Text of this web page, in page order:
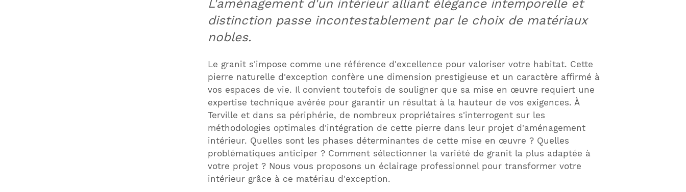
L'aménagement d'un intérieur alliant élégance intemporelle et
distinction passe incontestablement par le choix de matériaux
nobles.
Le granit s'impose comme une référence d'excellence pour valoriser votre habitat. Cette
pierre naturelle d'exception confère une dimension prestigieuse et un caractère affirmé à
vos espaces de vie. Il convient toutefois de souligner que sa mise en œuvre requiert une
expertise technique avérée pour garantir un résultat à la hauteur de vos exigences. À
Terville et dans sa périphérie, de nombreux propriétaires s'interrogent sur les
méthodologies optimales d'intégration de cette pierre dans leur projet d'aménagement
intérieur. Quelles sont les phases déterminantes de cette mise en œuvre ? Quelles
problématiques anticiper ? Comment sélectionner la variété de granit la plus adaptée à
votre projet ? Nous vous proposons un éclairage professionnel pour transformer votre
intérieur grâce à ce matériau d'exception.